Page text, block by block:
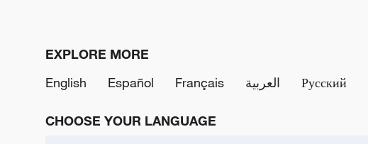
EXPLORE MORE
English
Español Français العربية Русский
CHOOSE YOUR LANGUAGE